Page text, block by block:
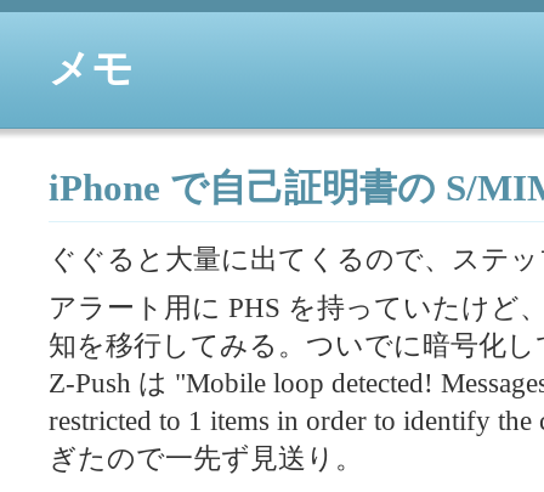
メモ
iPhone で自己証明書の S/
ぐぐると大量に出てくるので、ステ
アラート用に PHS を持っていたけど
知を移行してみる。ついでに暗号化
Z-Push は "Mobile loop detected!
restricted to 1 items in order to identify
ぎたので一先ず見送り。